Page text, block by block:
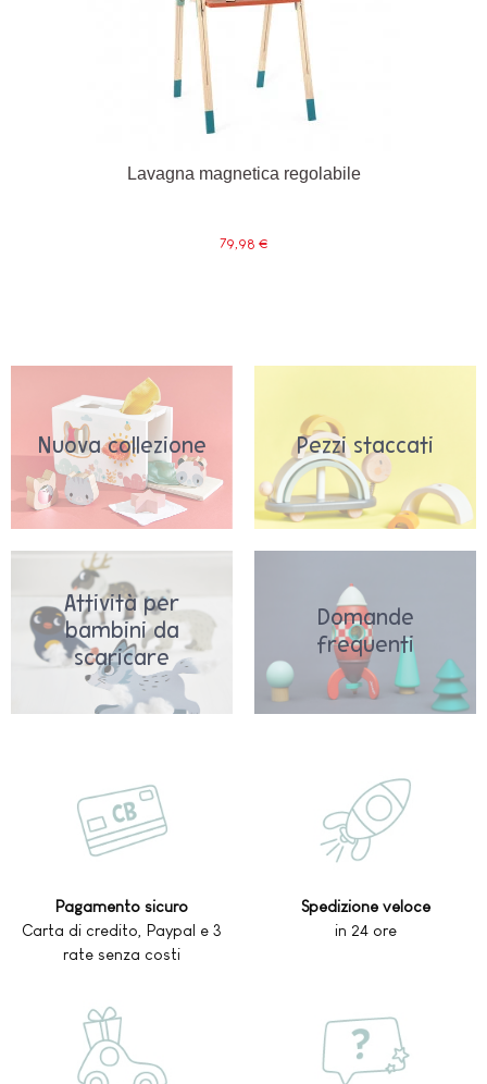
Lavagna magnetica regolabile
79,98 €
Nuova collezione Pezzi staccati
Attività per
bambini da
scaricare
Domande
frequenti
Pagamento sicuro
Carta di credito, Paypal e 3
rate senza costi
Spedizione veloce
in 24 ore